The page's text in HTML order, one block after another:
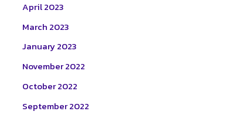
April 2023
March 2023
January 2023
November 2022
October 2022
September 2022